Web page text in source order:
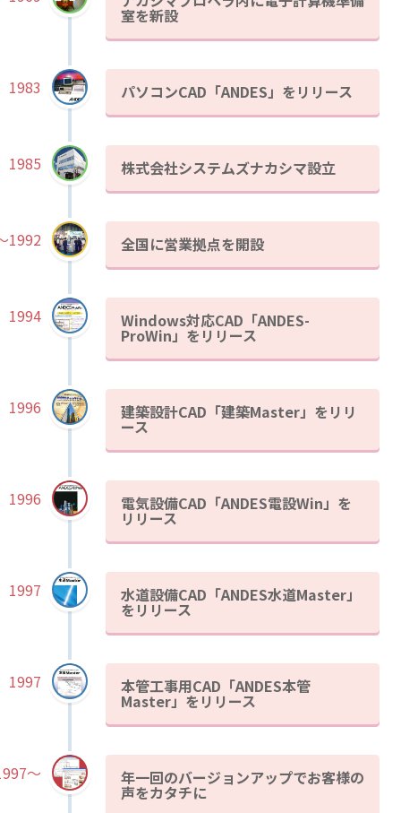
室を新設
パソコンCAD「ANDES」をリリース
1983
株式会社システムズナカシマ設立
1985
全国に営業拠点を開設
1992
Windows対応CAD「ANDES-
ProWin」をリリース
1994
建築設計CAD「建築Master」をリリ
ース
1996
電気設備CAD「ANDES電設Win」を
リリース
1996
水道設備CAD「ANDES水道Master」
をリリース
1997
本管工事用CAD「ANDES本管
Master」をリリース
1997
年一回のバージョンアップでお客様の
声をカタチに
～